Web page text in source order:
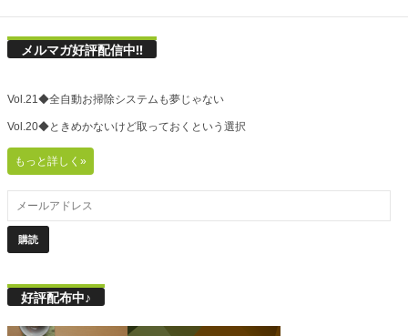
メルマガ好評配信中!!
Vol.21◆全自動お掃除システムも夢じゃない
Vol.20◆ときめかないけど取っておくという選択
もっと詳しく»
好評配布中♪